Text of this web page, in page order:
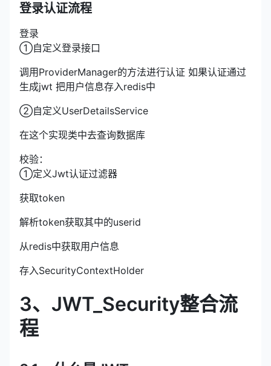
登录认证流程
登录
①自定义登录接口
调用ProviderManager的方法进行认证 如果认证通过
生成jwt 把用户信息存入redis中
②自定义UserDetailsService
在这个实现类中去查询数据库
校验：
①定义Jwt认证过滤器
获取token
解析token获取其中的userid
从redis中获取用户信息
存入SecurityContextHolder
3、JWT_Security整合流
程